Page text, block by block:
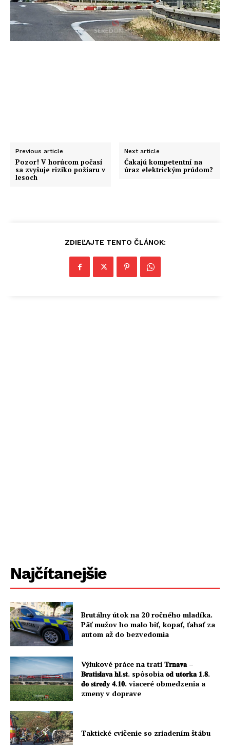
Previous article
Pozor! V horúcom počasí
sa zvyšuje riziko požiaru v
lesoch
Next article
Čakajú kompetentní na
úraz elektrickým prúdom?
ZDIEĽAJTE TENTO ČLÁNOK:
Najčítanejšie
Brutálny útok na 20 ročného mladíka.
Päť mužov ho malo biť, kopať, ťahať za
autom až do bezvedomia
Výlukové práce na trati 𝐓𝐫𝐧𝐚𝐯𝐚 –
𝐁𝐫𝐚𝐭𝐢𝐬𝐥𝐚𝐯𝐚 𝐡𝐥.𝐬𝐭. spôsobia 𝐨𝐝 𝐮𝐭𝐨𝐫𝐤𝐚 𝟏.𝟖.
𝐝𝐨 𝐬𝐭𝐫𝐞𝐝𝐲 𝟒.𝟏𝟎. viaceré obmedzenia a
zmeny v doprave
Taktické cvičenie so zriadením štábu